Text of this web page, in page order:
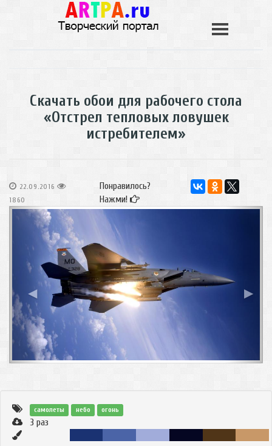
Скачать обои для рабочего стола
«Отстрел тепловых ловушек
истребителем»
22.09.2016
1860
Понравилось?
Нажми!
◀ ▶
самолеты небо огонь
3 раз